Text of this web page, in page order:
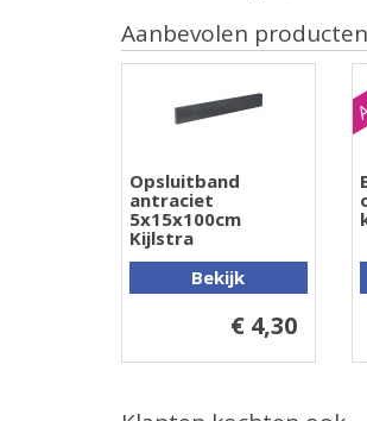
Aanbevolen producten
Opsluitband
antraciet
5x15x100cm
Kijlstra
Bekijk
€ 4,30